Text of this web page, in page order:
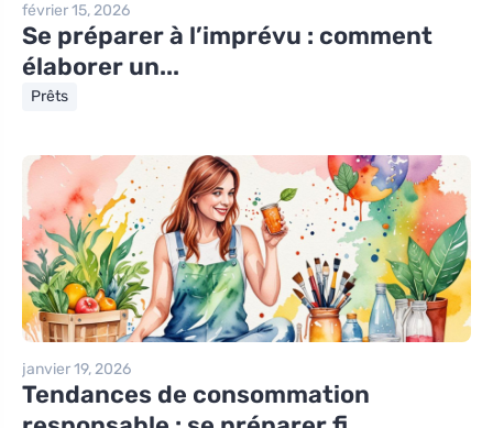
février 15, 2026
Se préparer à l’imprévu : comment
élaborer un...
Prêts
janvier 19, 2026
Tendances de consommation